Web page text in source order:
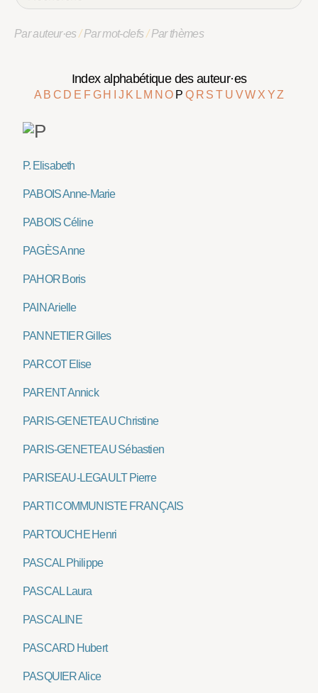
Par auteur·es/Par mot-clefs/Par thèmes
Index alphabétique des auteur·es
A B C D E F G H J K L M NO P Q R ST U VW X YZ
P. Elisabeth
PABOIS Anne-Marie
PABOIS Céline
PAGÈS Anne
PAHOR Boris
PAIN Arielle
PANNETIER Gilles
PARCOT Elise
PARENT Annick
PARIS-GENETEAU Christine
PARIS-GENETEAU Sébastien
PARISEAU-LEGAULT Pierre
PARTI COMMUNISTE FRANÇAIS
PARTOUCHE Henri
PASCAL Philippe
PASCAL Laura
PASCALINE
PASCARD Hubert
PASQUIER Alice